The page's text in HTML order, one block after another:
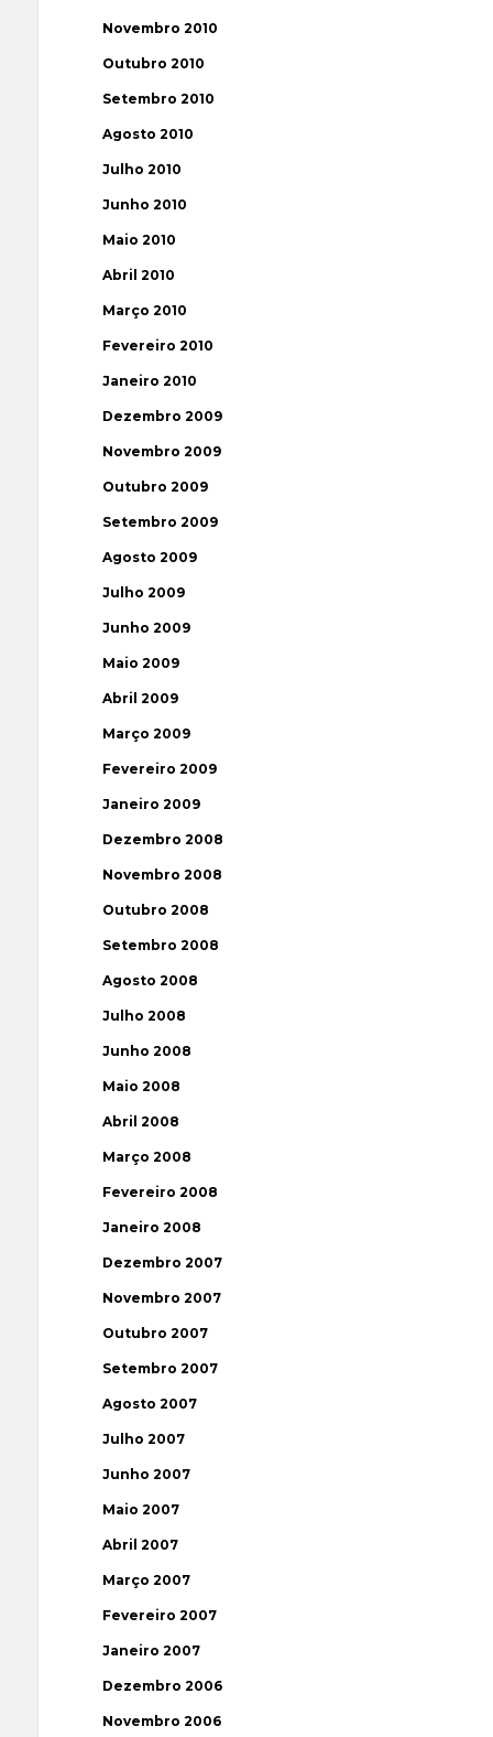
Novembro 2010
Outubro 2010
Setembro 2010
Agosto 2010
Julho 2010
Junho 2010
Maio 2010
Abril 2010
Março 2010
Fevereiro 2010
Janeiro 2010
Dezembro 2009
Novembro 2009
Outubro 2009
Setembro 2009
Agosto 2009
Julho 2009
Junho 2009
Maio 2009
Abril 2009
Março 2009
Fevereiro 2009
Janeiro 2009
Dezembro 2008
Novembro 2008
Outubro 2008
Setembro 2008
Agosto 2008
Julho 2008
Junho 2008
Maio 2008
Abril 2008
Março 2008
Fevereiro 2008
Janeiro 2008
Dezembro 2007
Novembro 2007
Outubro 2007
Setembro 2007
Agosto 2007
Julho 2007
Junho 2007
Maio 2007
Abril 2007
Março 2007
Fevereiro 2007
Janeiro 2007
Dezembro 2006
Novembro 2006